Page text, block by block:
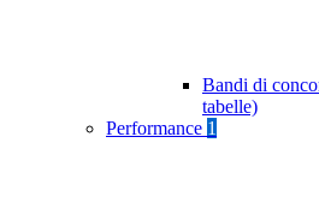
Bandi di
tabelle)
Performance 1